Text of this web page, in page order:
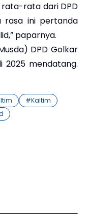
rata-rata dari DPD
rasa ini pertanda
paparnya.
DPD Golkar
2025 mendatang.
#Kaltim